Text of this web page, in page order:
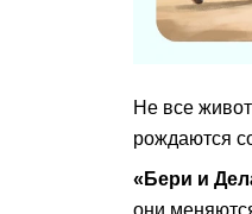
Не все
рождаются
«Бери и